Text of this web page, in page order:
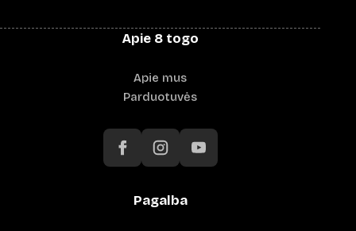
Apie 8 togo
Apie mus
Parduotuvės
Pagalba